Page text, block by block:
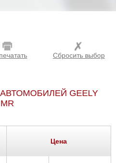
Сбросить выбор
GEELY
MR
Цена